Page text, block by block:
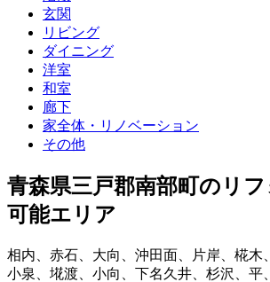
玄関
リビング
ダイニング
洋室
和室
廊下
家全体・リノベーション
その他
青森県三戸郡南部町のリフ
可能エリア
相内 赤石 大向 沖田面 片岸 椛木
小泉
埖渡 小向 下名久井 杉沢 平